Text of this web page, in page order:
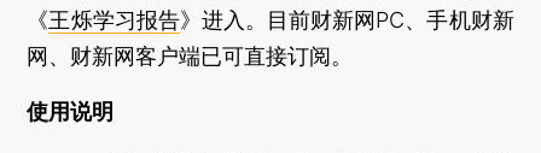
《王烁学习报告》进入。目前财新网PC、手机财新
网、财新网客户端已可直接订阅。
使用说明